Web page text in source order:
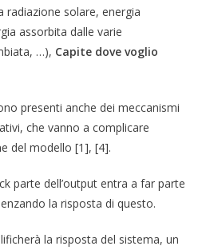
radiazione solare, energia
assorbita dalle varie
…), Capite dove voglio
presenti anche dei meccanismi
che vanno a complicare
del modello [1], [4].
parte dell’output entra a far parte
la risposta di questo.
la risposta del sistema, un